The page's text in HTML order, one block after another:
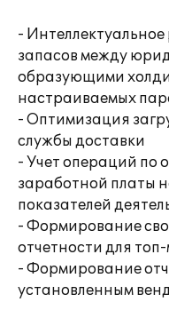
-
запасов между
образующими
настраиваемых
- Оптимизация
службы доставки
- Учет операций по
заработной платы
показателей
- Формирование
отчетности для
- Формирование
установленным